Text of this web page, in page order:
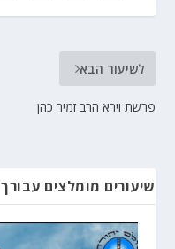
לשיעור הבא
פרשת וירא הרב זמיר כהן
שיעורים מומלצים עבורך